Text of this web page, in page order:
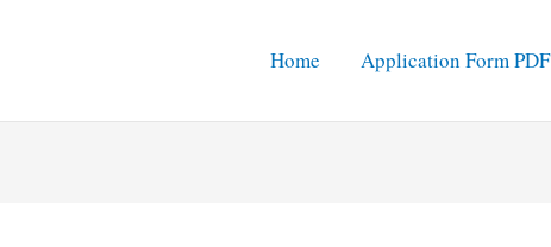
Home Application Form PDF